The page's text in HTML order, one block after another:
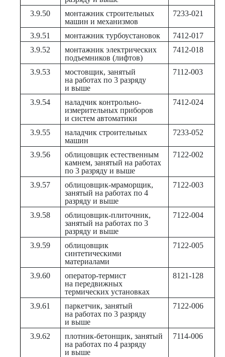
3.9.50
монтажник строительных
машин и механизмов
7233-021
3.9.51 монтажник турбоустановок
7412-017
3.9.52
монтажник электрических
подъемников (лифтов)
7412-018
3.9.53
мостовщик, занятый
на работах по 3 разряду
и выше
7112-003
3.9.54
наладчик контрольно-
измерительных приборов
и систем автоматики
7412-024
3.9.55
наладчик строительных
машин
7233-052
3.9.56
облицовщик естественным
камнем, занятый на работах
по 3 разряду и выше
7122-002
3.9.57
облицовщик-мраморщик,
занятый на работах по 4
разряду и выше
7122-003
3.9.58
облицовщик-плиточник,
занятый на работах по 3
разряду и выше
7122-004
3.9.59
облицовщик
синтетическими
материалами
7122-005
3.9.60
оператор-термист
на передвижных
термических установках
8121-128
3.9.61
паркетчик, занятый
на работах по 3 разряду
и выше
7122-006
3.9.62
плотник-бетонщик, занятый
на работах по 4 разряду
и выше
7114-006